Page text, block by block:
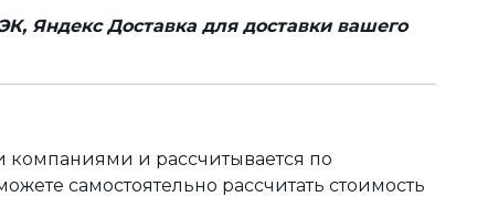
Яндекс Доставка для доставки вашего
компаниями и рассчитывается по
самостоятельно рассчитать стоимость